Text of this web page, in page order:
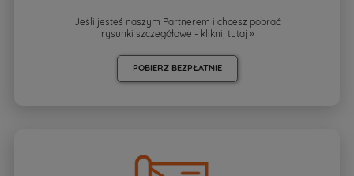
Jeśli jesteś naszym Partnerem i chcesz pobrać
rysunki szczegółowe - kliknij tutaj »
POBIERZ BEZPŁATNIE